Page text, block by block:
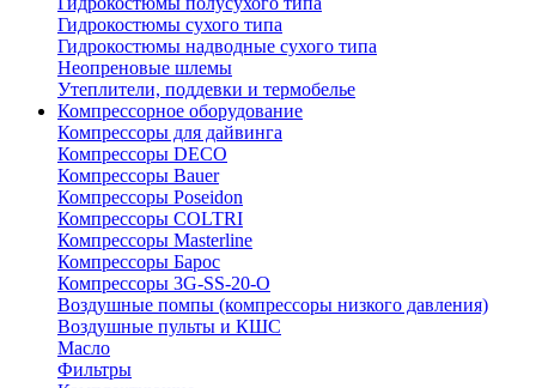
Гидрокостюмы сухого типа
Гидрокостюмы надводные сухого типа
Неопреновые шлемы
Утеплители, поддевки и термобелье
Компрессорное оборудование
Компрессоры для дайвинга
Компрессоры DECO
Компрессоры Bauer
Компрессоры Poseidon
Компрессоры COLTRI
Компрессоры Masterline
Компрессоры Барос
Компрессоры 3G-SS-20-O
Воздушные помпы (компрессоры низкого давления)
Воздушные пульты и КШС
Масло
Фильтры